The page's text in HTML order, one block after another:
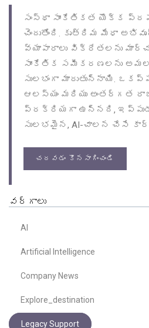
సంస్థా సాంకేతికత యొక్క
చెందుతోంది. కృత్రిమ మేధా
వ్యాపారాలు విక్రేతలను
సాంకేతిక సమీకరణలను అమలు
సులభంగా మారుతున్నాయి.
ఆలస్యం మరియు అంతర్గత
ప్రక్రియగా ఉన్నది,
సులభమైన, AI-చాలన చేసే
చదవడం కొనసాగించండి
వర్గాలు
AI
Artificial Intelligence
Company News
Explore_destination
Legacy Support